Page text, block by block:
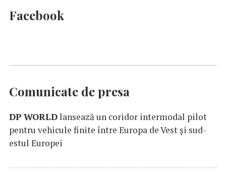
Facebook
Comunicate de presa
DP WORLDlansează un coridor intermodal pilot
pentru vehicule finite între Europa de Vest și sud-
estul Europei